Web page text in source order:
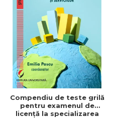
Compendiu de teste grilă
pentru examenul de
licenţă la specializarea